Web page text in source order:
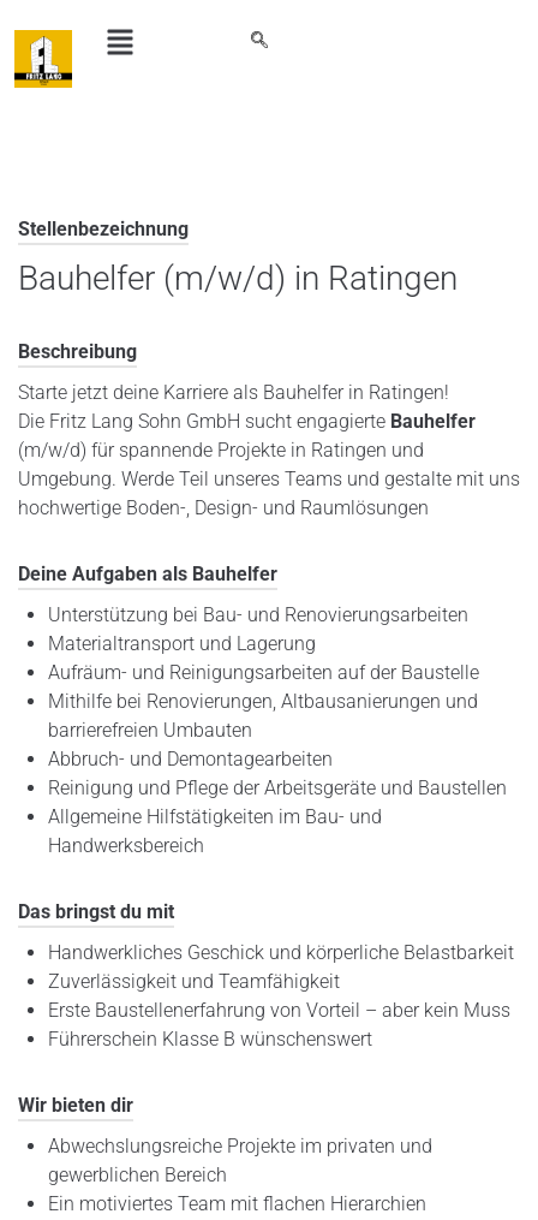
Stellenbezeichnung
Bauhelfer (m/w/d) in Ratingen
Beschreibung
Starte jetzt deine Karriere als Bauhelfer in Ratingen!
Die Fritz Lang Sohn GmbH sucht engagierte Bauhelfer
(m/w/d) für spannende Projekte in Ratingen und
Umgebung. Werde Teil unseres Teams und gestalte mit uns
hochwertige Boden-, Design- und Raumlösungen
Deine Aufgaben als Bauhelfer
Unterstützung bei Bau- und Renovierungsarbeiten
Materialtransport und Lagerung
Aufräum- und Reinigungsarbeiten auf der Baustelle
Mithilfe bei Renovierungen, Altbausanierungen und
barrierefreien Umbauten
Abbruch- und Demontagearbeiten
Reinigung und Pflege der Arbeitsgeräte und Baustellen
Allgemeine Hilfstätigkeiten im Bau- und
Handwerksbereich
Das bringst du mit
Handwerkliches Geschick und körperliche Belastbarkeit
Zuverlässigkeit und Teamfähigkeit
Erste Baustellenerfahrung von Vorteil – aber kein Muss
Führerschein Klasse B wünschenswert
Wir bieten dir
Abwechslungsreiche Projekte im privaten und
gewerblichen Bereich
Ein motiviertes Team mit flachen Hierarchien